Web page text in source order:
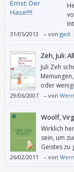
der 60er-Jahre.
31/05/2013 – von gast
Zeh, Juli:
Juli Zeh
oder
29/06/2007 – von
Woolf,
Wirklich
sein, um
Geistes zu
für Männer.
26/02/2011 – von